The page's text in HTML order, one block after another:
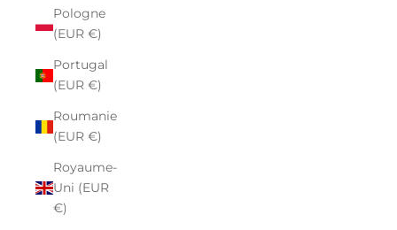
Pologne
(EUR €)
Portugal
(EUR €)
Roumanie
(EUR €)
Royaume-
Uni (EUR
€)